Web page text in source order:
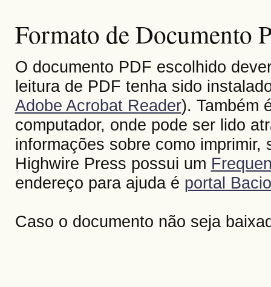
Formato de Documento
O documento PDF escolhido
leitura de PDF tenha sido
Adobe Acrobat Reader). Também
computador, onde pode ser lido
informações sobre como
Highwire Press possui um
endereço para ajuda é portal
Caso o documento não seja